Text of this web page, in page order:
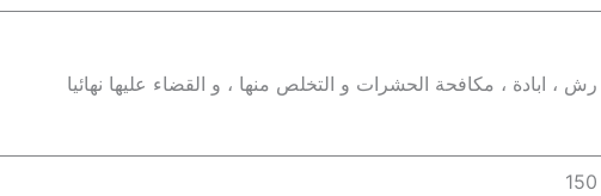
رش ، ابادة ، مكافحة الحشرات و التخلص منها ، و القضاء عليها نهائيا
150